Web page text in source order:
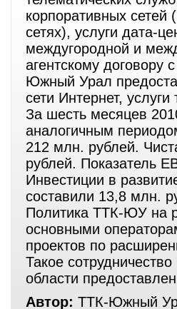
корпоративных
сетях), услуги дата-
междугородной и
агентскому
Южный Урал
сети Интернет,
За шесть месяцев
аналогичным
212 млн. рублей.
рублей. Показатель
Инвестиции в
составили 13,8 млн.
Политика ТТК-ЮУ на
основными
проектов по
Такое
области
Автор: ТТК-Южный